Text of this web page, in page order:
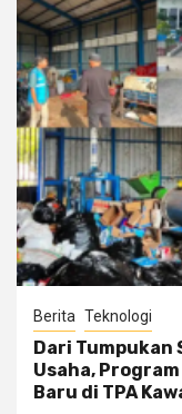
Berita Teknologi
Dari Tumpukan
Usaha,
Baru di TPA